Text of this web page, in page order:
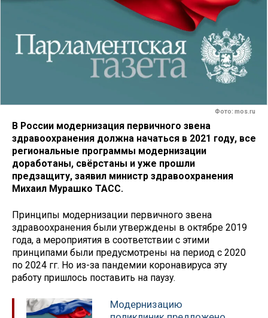
Фото: mos.ru
В России модернизация первичного звена
здравоохранения должна начаться в 2021 году, все
региональные программы модернизации
доработаны, свёрстаны и уже прошли
предзащиту, заявил министр здравоохранения
Михаил Мурашко ТАСС.
Принципы модернизации первичного звена
здравоохранения были утверждены в октябре 2019
года, а мероприятия в соответствии с этими
принципами были предусмотрены на период с 2020
по 2024 гг. Но из-за пандемии коронавируса эту
работу пришлось поставить на паузу.
Модернизацию